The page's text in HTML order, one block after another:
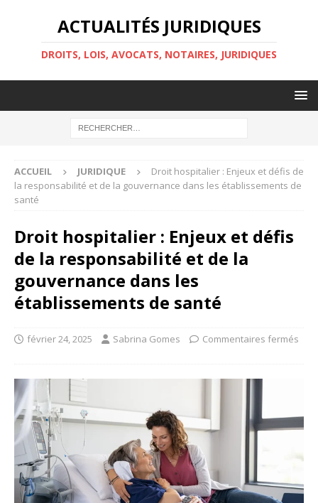
ACTUALITÉS JURIDIQUES
DROITS, LOIS, AVOCATS, NOTAIRES, JURIDIQUES
ACCUEIL JURIDIQUE
Droit hospitalier : Enjeux et défis de
la responsabilité et de la gouvernance dans les établissements de
santé
Droit hospitalier : Enjeux et défis
de la responsabilité et de la
gouvernance dans les
établissements de santé
février 24, 2025 Sabrina Gomes Commentaires fermés